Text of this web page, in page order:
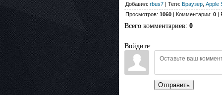
Добавил: rbus7 | Теги: Браузер Apple
Просмотров: 1060 | Комментарии: 0 |
Всего комментариев: 0
Войдите:
Отправить